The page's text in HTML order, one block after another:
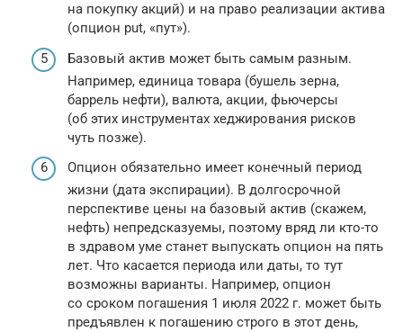
на покупку акций) и на право реализации актива
(опцион put, «пут»).
Базовый актив может быть самым разным.
Например, единица товара (бушель зерна,
баррель нефти), валюта, акции, фьючерсы
(об этих инструментах хеджирования рисков
чуть позже).
Опцион обязательно имеет конечный период
жизни (дата экспирации). В долгосрочной
перспективе цены на базовый актив (скажем,
нефть) непредсказуемы, поэтому вряд ли кто-то
в здравом уме станет выпускать опцион на пять
лет. Что касается периода или даты, то тут
возможны варианты. Например, опцион
со сроком погашения 1 июля 2022 г. может быть
предъявлен к погашению строго в этот день,